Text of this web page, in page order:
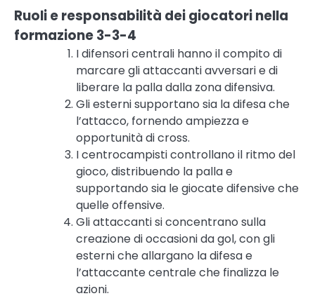
Ruoli e responsabilità dei giocatori nella
formazione 3-3-4
I difensori centrali hanno il compito di
marcare gli attaccanti avversari e di
liberare la palla dalla zona difensiva.
Gli esterni supportano sia la difesa che
l’attacco, fornendo ampiezza e
opportunità di cross.
I centrocampisti controllano il ritmo del
gioco, distribuendo la palla e
supportando sia le giocate difensive che
quelle offensive.
Gli attaccanti si concentrano sulla
creazione di occasioni da gol, con gli
esterni che allargano la difesa e
l’attaccante centrale che finalizza le
azioni.